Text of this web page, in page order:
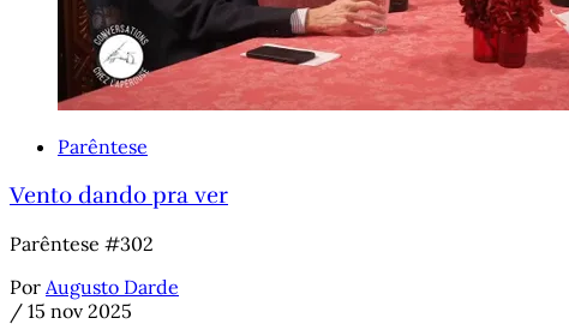
Parêntese
Vento dando pra ver
Parêntese #302
Por Augusto Darde
/ 15 nov 2025